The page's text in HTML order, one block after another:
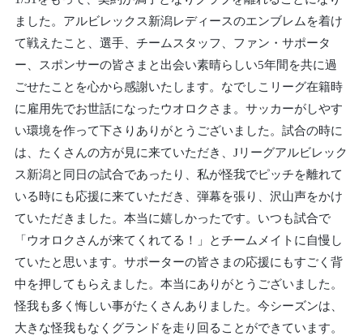
ました。アルビレックス新潟レディースのエンブレムを着け
て戦えたこと、選手、チームスタッフ、ファン・サポータ
ー、スポンサーの皆さまと出会い素晴らしい5年間を共に過
ごせたことを心から感謝いたします。なでしこリーグ在籍時
に雇用先でお世話になったウオロクさま。サッカーがしやす
い環境を作って下さりありがとうございました。試合の時に
は、たくさんの方が見に来ていただき、Jリーグアルビレック
ス新潟と同日の試合であったり、私が怪我でピッチを離れて
いる時にも応援に来ていただき、弾幕を張り、沢山声をかけ
ていただきました。本当に嬉しかったです。いつも試合で
「ウオロクさんが来てくれてる！」とチームメイトに自慢し
ていたと思います。サポーターの皆さまの応援にもすごく背
中を押してもらえました。本当にありがとうございました。
怪我も多く悔しい事がたくさんありました。今シーズンは、
大きな怪我もなくグランドを走り回ることができています。